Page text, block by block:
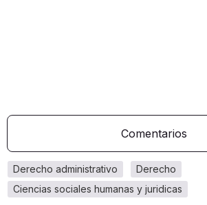
Comentarios
ciencias sociales humanas y juridicas
derecho
derecho administrativo